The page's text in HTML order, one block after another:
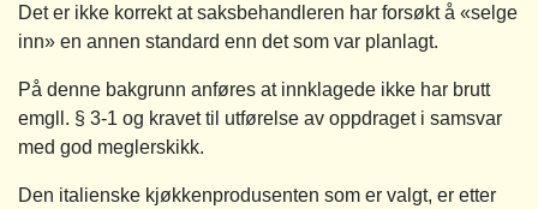
Det er ikke korrekt at saksbehandleren har forsøkt å «selge
inn» en annen standard enn det som var planlagt.
På denne bakgrunn anføres at innklagede ikke har brutt
emgll. § 3-1 og kravet til utførelse av oppdraget i samsvar
med god meglerskikk.
Den italienske kjøkkenprodusenten som er valgt, er etter